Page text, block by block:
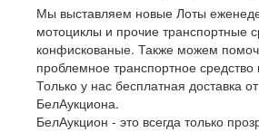
Мы выставляем новые Лоты
мотоциклы и прочие транспортные
конфискованые. Также можем
проблемное транспортное
Только у нас бесплатная доставка
БелАукциона.
БелАукцион - это всегда только